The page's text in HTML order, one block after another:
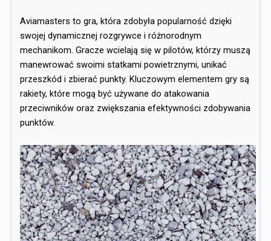
Aviamasters to gra, która zdobyła popularność dzięki
swojej dynamicznej rozgrywce i różnorodnym
mechanikom. Gracze wcielają się w pilotów, którzy muszą
manewrować swoimi statkami powietrznymi, unikać
przeszkód i zbierać punkty. Kluczowym elementem gry są
rakiety, które mogą być używane do atakowania
przeciwników oraz zwiększania efektywności zdobywania
punktów.